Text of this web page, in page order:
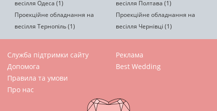
весілля Одеса (1)
весілля Полтава (1)
Проекційне обладнання на
весілля Тернопіль (1)
Проекційне обладнання на
весілля Чернівці (1)
Служба підтримки сайту
Допомога
Правила та умови
Про нас
Реклама
Best Wedding